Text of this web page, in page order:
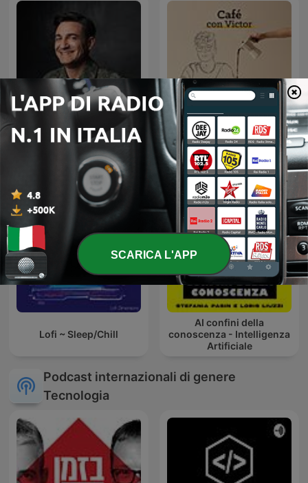
Cafe con Victor
Lofi ~ Sleep/Chill
AI confini della
conoscenza - Intelligenza
Artificiale
Podcast internazionali di genere
Tecnologia
SCARICA L'APP